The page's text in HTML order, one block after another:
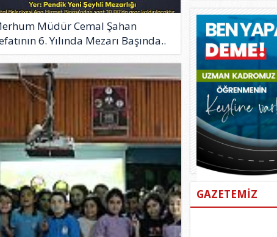
Müdür Cemal Şahan
6. Yılında Mezarı Başında..
GAZETEMİZ